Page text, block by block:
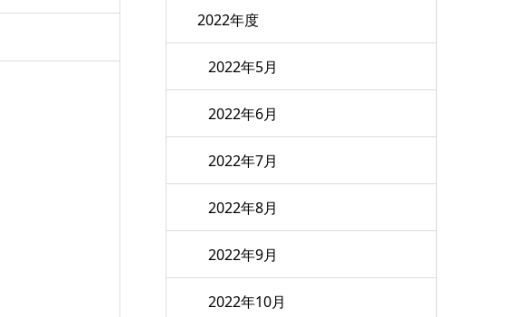
2022年度
2022年5月
2022年6月
2022年7月
2022年8月
2022年9月
2022年10月